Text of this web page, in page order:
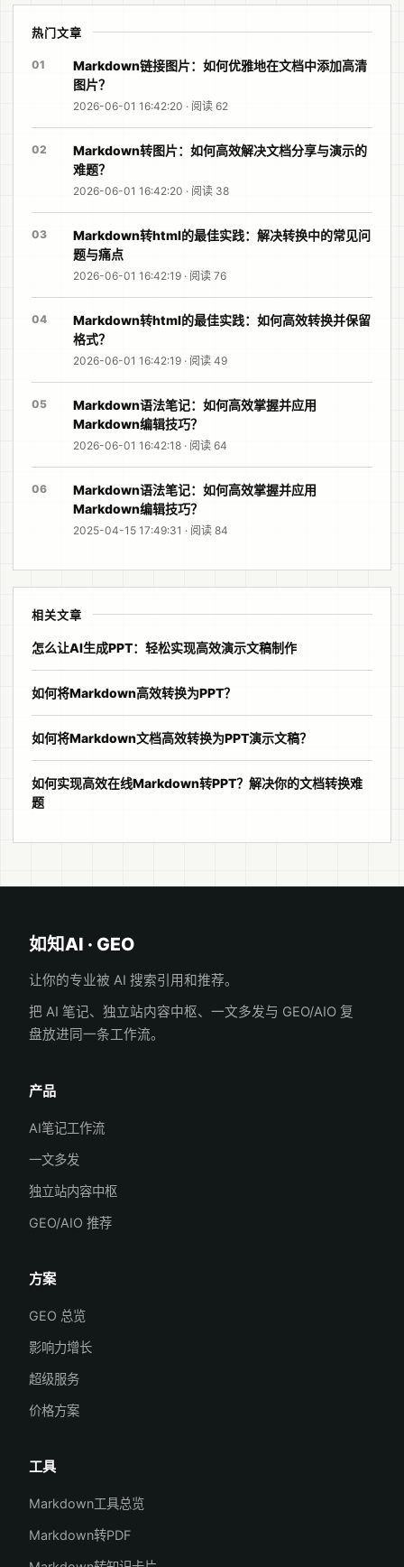
热门文章
01
Markdown链接图片：如何优雅地在文档中添加高清
图片？
2026-06-01 16:42:20 · 阅读 62
02
Markdown转图片：如何高效解决文档分享与演示的
难题？
2026-06-01 16:42:20 · 阅读 38
03
Markdown转html的最佳实践：解决转换中的常见问
题与痛点
2026-06-01 16:42:19 · 阅读 76
04
Markdown转html的最佳实践：如何高效转换并保留
格式？
2026-06-01 16:42:19 · 阅读 49
05
Markdown语法笔记：如何高效掌握并应用
Markdown编辑技巧？
2026-06-01 16:42:18 · 阅读 64
06
Markdown语法笔记：如何高效掌握并应用
Markdown编辑技巧？
2025-04-15 17:49:31 · 阅读 84
相关文章
怎么让AI生成PPT：轻松实现高效演示文稿制作
如何将Markdown高效转换为PPT？
如何将Markdown文档高效转换为PPT演示文稿？
如何实现高效在线Markdown转PPT？解决你的文档转换难
题
如知AI · GEO
让你的专业被 AI 搜索引用和推荐。
把 AI 笔记、独立站内容中枢、一文多发与 GEO/AIO 复
盘放进同一条工作流。
产品
AI笔记工作流
一文多发
独立站内容中枢
GEO/AIO 推荐
方案
GEO 总览
影响力增长
超级服务
价格方案
工具
Markdown工具总览
Markdown转PDF